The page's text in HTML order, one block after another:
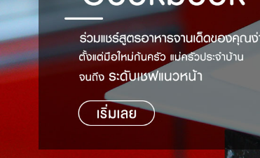
เคล็ดลับน่ารู้
เปรียบเทียบหน่วยการตวง
เปรียบเทียบอุณหภูมิ
เปรียบเทียบน้ำหนักวัตถุดิบ
ชั่งตวงเนย
FoodPedia
สร้าง Cookbook